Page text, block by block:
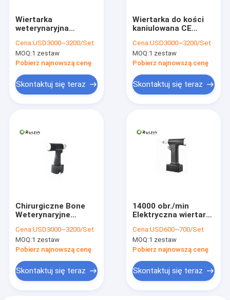
Wiertarka
weterynaryjna
na baterie Wiertarka
elektryczna NI-MH
Cena:USD3000~3200/Set
MOQ:1 zestaw
Pobierz najnowszą cenę
Skontaktuj się teraz
Wiertarka do kości
kaniulowana CE
ortopedyczna na
baterie 14,4 V
Cena:USD3000~3200/Set
MOQ:1 zestaw
Pobierz najnowszą cenę
Skontaktuj się teraz
Chirurgiczne Bone
Weterynaryjne
Ortopedyczne
Srebrne
Wielofunkcyjne
Cena:USD3000~3200/Set
MOQ:1 zestaw
Pobierz najnowszą cenę
Skontaktuj się teraz
14000 obr./min
Elektryczna wiertarka
110Vac 220Vac
Cena:USD600~700/Set
MOQ:1 zestaw
Pobierz najnowszą cenę
Skontaktuj się teraz